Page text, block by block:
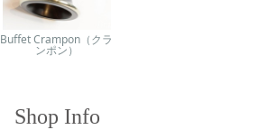
Buffet Crampon（クラ
ンポン）
Shop Info